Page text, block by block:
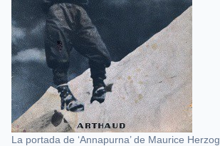
La portada de ‘Annapurna’ de Maurice Herzog